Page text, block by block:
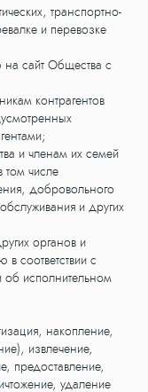
транспортно-
и перевозке
сайт Общества с
контрагентов
и членам их семей
том числе
добровольного
и других
органов и
соответствии с
об исполнительном
накопление,
извлечение,
предоставление,
удаление